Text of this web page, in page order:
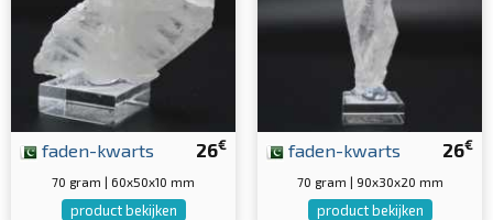
26€
faden-kwarts
70 gram | 60x50x10 mm
product bekijken
26€
faden-kwarts
70 gram | 90x30x20 mm
product bekijken